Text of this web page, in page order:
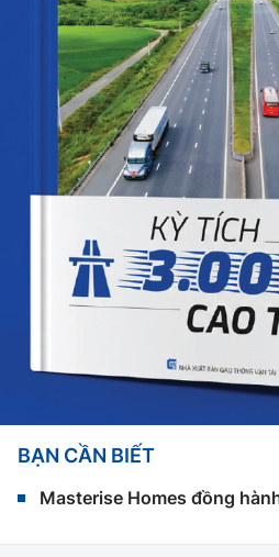
BẠN CẦN BIẾT
Masterise Homes đồng